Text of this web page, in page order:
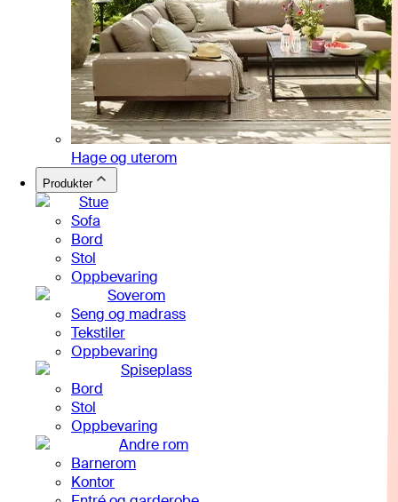
Hage og uterom
Produkter
Stue
Sofa
Bord
Stol
Oppbevaring
Soverom
Seng og madrass
Tekstiler
Oppbevaring
Spiseplass
Bord
Stol
Oppbevaring
Andre rom
Barnerom
Kontor